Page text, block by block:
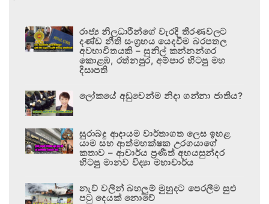
රාජ්‍ය නිලධාරීන්ගේ වැරදි තීරණවලට
දණ්ඩ නීති සංග්‍රහය යෙදවීම බරපතල
අවභාවිතයකි – සුනිල් කන්නන්ගර
කොළඹ, රත්නපුර, අම්පාර හිටපු මහ
දිසාපති
ලෝකයේ අඩුවෙන්ම නිදා ගන්නා ජාතිය?
සුරාබදු ආදායම වාර්තාගත ලෙස ඉහළ
යාම සහ ආත්මභක්ෂක උරගයාගේ
කතාව – ආචාර්ය ප්‍රණීත් අභයසුන්දර
හිටපු මානව විද්‍යා මහාචාර්ය
නැව් වලින් බහලුම් මුහුදට පෙරලීම සුළු
පටු දෙයක් නොවේ